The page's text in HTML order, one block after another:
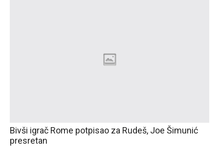
Bivši igrač Rome potpisao za Rudeš, Joe Šimunić
presretan